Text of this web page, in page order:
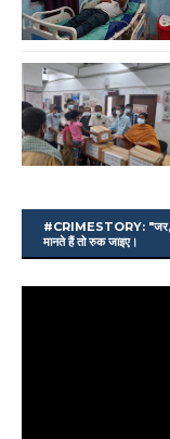
#CRIMESTORY: "जर,
मानते हैं तो रुक जाइए।